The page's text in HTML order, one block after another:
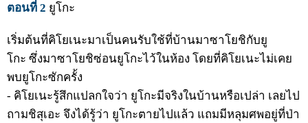
ตอนที่ 2 ยูโกะ
เริ่มต้นที่คิโยเนะมาเป็นคนรับใช้ที่บ้านมาซาโยชิกับยู
โกะ ซึ่งมาซาโยชิซ่อนยูโกะไว้ในห้อง โดยที่คิโยเนะไม่เคย
พบยูโกะซักครั้ง
- คิโยเนะรู้สึกแปลกใจว่า ยูโกะมีจริงในบ้านหรือเปล่า เลยไป
ถามชิสุเอะ จึงได้รู้ว่า ยูโกะตายไปแล้ว แถมมีหลุมศพอยู่ที่ป่า